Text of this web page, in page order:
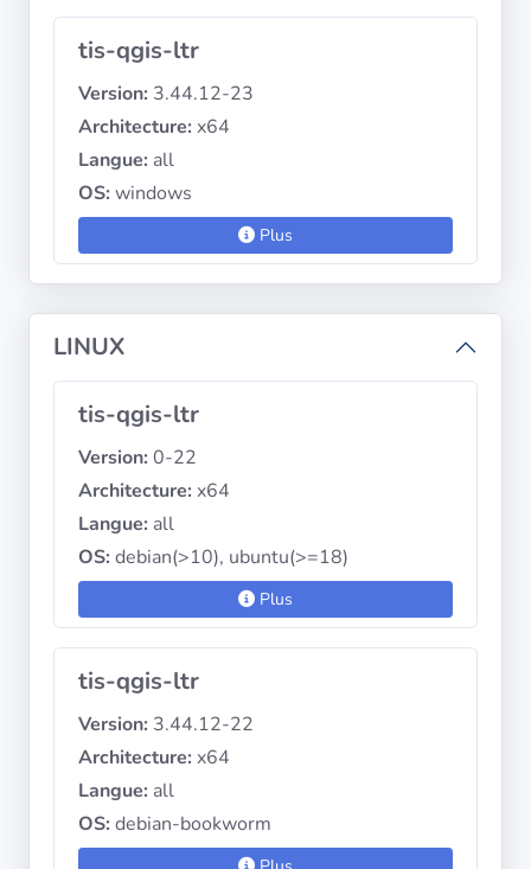
Copyrighttis-qgis-ltr
Version: 3.44.12-23
Architecture: x64
Langue: all
OS: windows
Plus
LINUX
tis-qgis-ltr
Version: 0-22
Architecture: x64
Langue: all
OS: debian(>10), ubuntu(>=18)
Plus
tis-qgis-ltr
Version: 3.44.12-22
Architecture: x64
Langue: all
OS: debian-bookworm